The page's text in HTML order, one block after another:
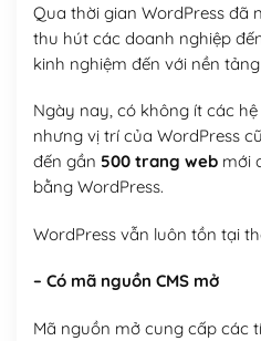
Qua thời gian WordPress đã
thu hút các doanh nghiệp
kinh nghiệm đến với nền
Ngày nay, có không ít các
nhưng vị trí của WordPress
đến gần 500 trang webmới
bằng WordPress.
WordPress vẫn luôn tồn tại
– Có mã nguồn CMS mở
Mã nguồn mở cung cấp các